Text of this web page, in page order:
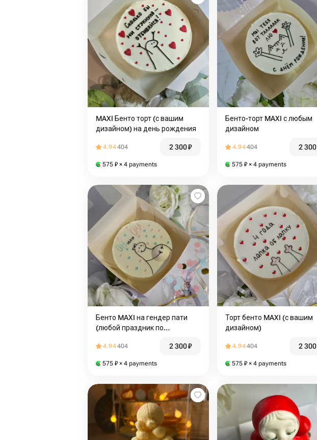
MAXI Бенто торт (с вашим
дизайном) на день рождения
4.94404 2 300₽
575 ₽ × 4 payments
Бенто-торт MAXI с любым
дизайном
4.94404 2 300
575 ₽ × 4 payments
Бенто MAXI на гендер пати
(любой праздник по
4.94404 2 300₽
575 ₽ × 4 payments
Торт бенто MAXI (с вашим
дизайном)
4.94404 2 300
575 ₽ × 4 payments